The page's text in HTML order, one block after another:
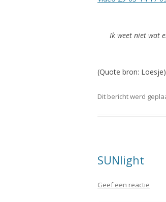
Ik weet niet wat
(Quote bron: Loesje)
Dit bericht werd
SUNlight
Geef een reactie